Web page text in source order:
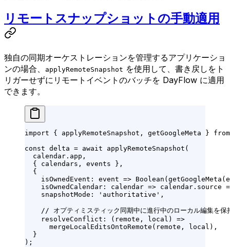
リモートスナップショットの手動適用
独自の同期オーケストレーションを管理するアプリケーショ
ンの場合、
applyRemoteSnapshot を使用して、書き戻しをト
リガーせずにリモートイベントのバッチを DayFlow に適用
できます。
import { applyRemoteSnapshot, getGoogleMeta } from
const delta = await applyRemoteSnapshot (
  calendar.app,
  { calendars, events },
  {
    isOwnedEvent
: event => Boolean ( getGoogleMeta
    isOwnedCalendar
: calendar => calendar.source
    snapshotMode:
'authoritative' ,
// オプティミスティック同期中に進行中のローカル編集を保
    resolveConflict
: ( remote , local ) =>
      mergeLocalEditsOntoRemote
(remote, local),
  }
);